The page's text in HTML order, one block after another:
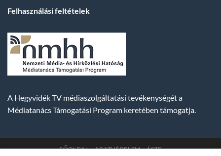
Felhasználási feltételek
A Hegyvidék TV médiaszolgáltatási tevékenységét a
Médiatanács Támogatási Program keretében támogatja.
FŐOLDAL ADATVÉDELEM ÁSZF